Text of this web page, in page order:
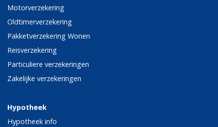
Motorverzekering
Oldtimerverzekering
Pakketverzekering Wonen
Reisverzekering
Particuliere verzekeringen
Zakelijke verzekeringen
Hypotheek
Hypotheek info